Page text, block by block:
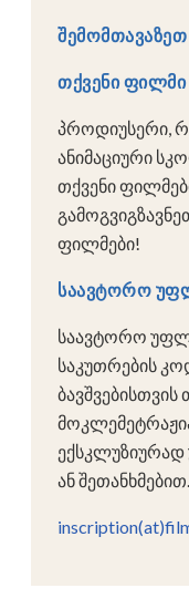
თქვენი ფილმი
პროდიუსერი,
ანიმაციური
თქვენი
ფილმები!
საავტორო
საავტორო
საკუთრების
ბავშვებისთვის
ან შეთანხმებით.